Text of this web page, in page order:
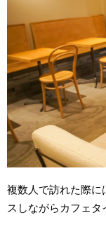
複数人で訪れた際に
スしながらカフェタ